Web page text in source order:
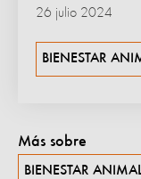
26 julio 2024
BIENESTAR
Más sobre
BIENESTAR